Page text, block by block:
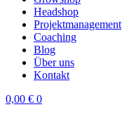
Headshop
Projektmanagement
Coaching
Blog
Über uns
Kontakt
0,00 € 0